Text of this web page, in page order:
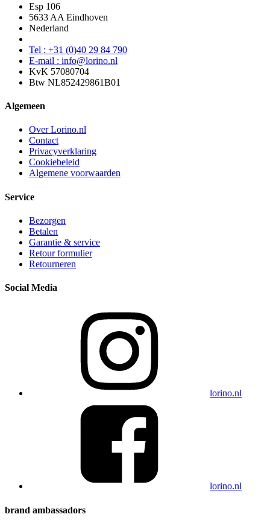
Esp 106
5633 AA Eindhoven
Nederland
Tel : +31 (0)40 29 84 790
E-mail : info@lorino.nl
KvK 57080704
Btw NL852429861B01
Algemeen
Over Lorino.nl
Contact
Privacyverklaring
Cookiebeleid
Algemene voorwaarden
Service
Bezorgen
Betalen
Garantie & service
Retour formulier
Retourneren
Social Media
lorino.nl
lorino.nl
brand ambassadors